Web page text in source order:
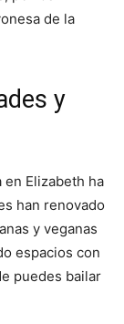
de la
y
en Elizabeth ha
han renovado
y veganas
espacios con
puedes bailar